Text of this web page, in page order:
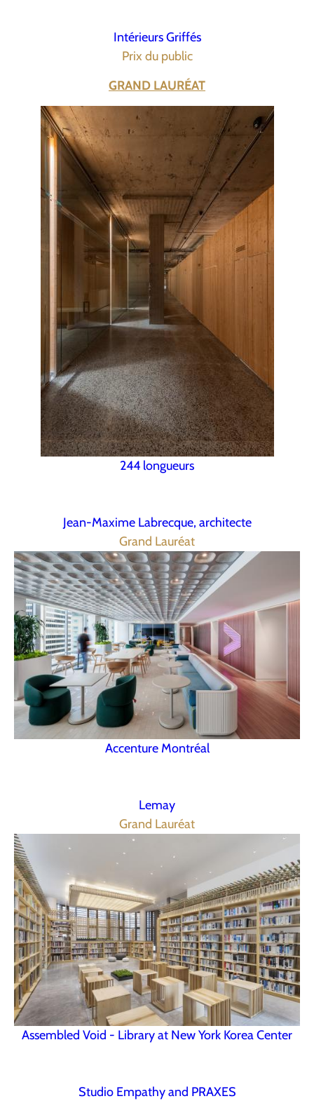
Intérieurs Griffés
Prix du public
GRAND LAURÉAT
244 longueurs
Jean-Maxime Labrecque, architecte
Grand Lauréat
Accenture Montréal
Lemay
Grand Lauréat
Assembled Void - Library at New York Korea Center
Studio Empathy and PRAXES